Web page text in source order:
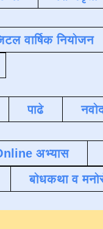
वार्षिक नियोजन
पाढे
अभ्यास
बोधकथा व